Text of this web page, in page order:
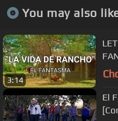
You may also
3:14
El